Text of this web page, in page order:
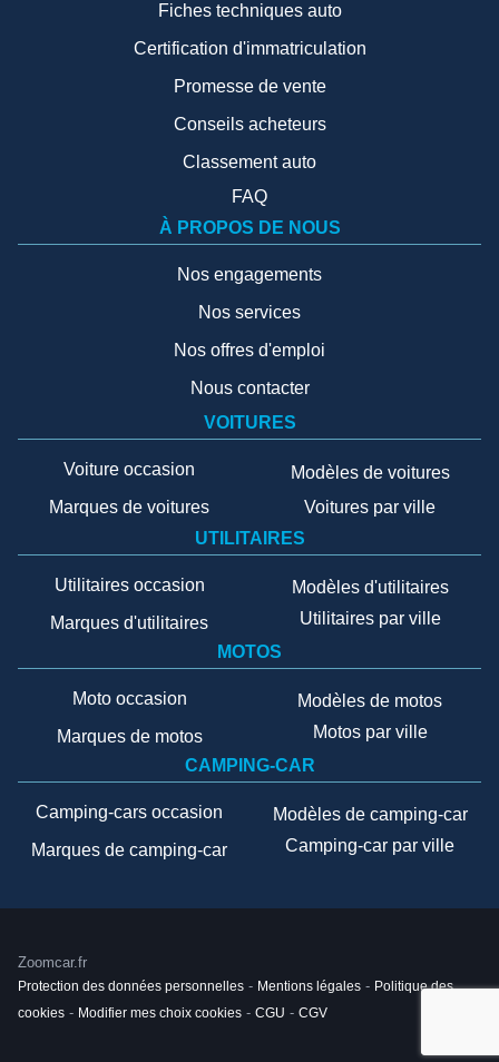
Fiches techniques auto
Certification d'immatriculation
Promesse de vente
Conseils acheteurs
Classement auto
FAQ
À PROPOS DE NOUS
Nos engagements
Nos services
Nos offres d'emploi
Nous contacter
VOITURES
Voiture occasion
Marques de voitures
Modèles de voitures
Voitures par ville
UTILITAIRES
Utilitaires occasion
Marques d'utilitaires
Modèles d'utilitaires
Utilitaires par ville
MOTOS
Moto occasion
Marques de motos
Modèles de motos
Motos par ville
CAMPING-CAR
Camping-cars occasion
Marques de camping-car
Modèles de camping-car
Camping-car par ville
Zoomcar.fr
Protection des données personnelles - Mentions légales - Politique des
cookies - Modifier mes choix cookies - CGU - CGV